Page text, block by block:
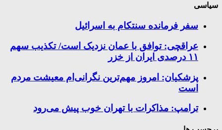
سیاسی
سفر فرمانده سنتکام به اسرائیل
عراقچی: توافق با عمان نزدیک است/ تکذیب سهم
۱۱ درصدی ایران از خزر
پزشکیان: امروز مهم‌ترین نگرانی‌ام معیشت مردم
است
ترامپ: مذاکرات با تهران خوب پیش می‌رود